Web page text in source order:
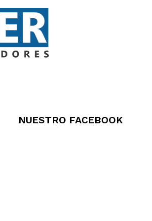
NUESTRO FACEBOOK